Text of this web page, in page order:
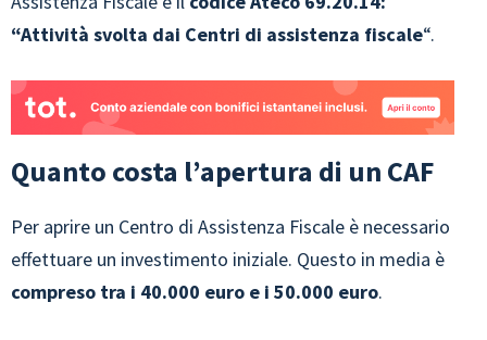
“Attività svolta dai Centri di assistenza fiscale“.
Quanto costa l’apertura di un CAF
Per aprire un Centro di Assistenza Fiscale è necessario
effettuare un investimento iniziale. Questo in media è
compreso tra i 40.000 euro e i 50.000 euro.